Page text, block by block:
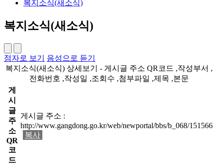
복지소식(새소식)
복지소식(새소식)
점자로 보기
음성으로 듣기
복지소식(새소식) 상세보기 - 게시글 주소 QR코드 ,작성부서 ,
전화번호 ,작성일 ,조회수 ,첨부파일 ,제목 ,본문
게
시
글
주
소
QR
코
드
게시글 주소 :
http://www.gangdong.go.kr/web/newportal/bbs/b_068/151566
복사